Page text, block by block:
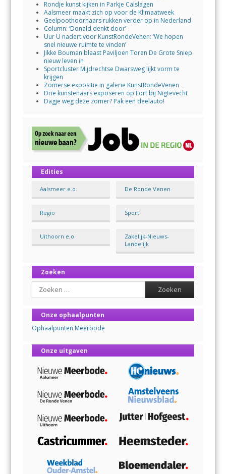
Rondje kunst kijken in Parkje Calslagen
Aalsmeer maakt zich op voor de Klimaatweek
Geelpoothoornaars rukken verder op in Nederland
Column: ‘Donald denkt door’
Uur U nadert voor KunstRondeVenen: ‘We hopen
snel nieuwe ruimte te vinden’
Jikke Bouman blaast Paviljoen Toren De Grote Sniep
nieuw leven in
Sportcluster Mijdrechtse Dwarsweg lijkt vorm te
krijgen
Zomerse expositie in galerie KunstRondeVenen
Drie kunstenaars exposeren op Fort bij Nigtevecht
Dagje weg deze zomer? Pak een deelauto!
Edities
Aalsmeer e.o. De Ronde Venen
Regio Sport
Uithoorn e.o.
Zakelijk-Nieuws-
Landelijk
Zoeken
Search
Onze ophaalpunten
Ophaalpunten Meerbode
Onze uitgaven